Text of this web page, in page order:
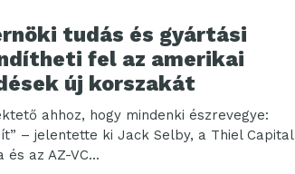
tudás és gyártási
fel az amerikai
új korszakát
ahhoz, hogy mindenki észrevegye:
– jelentette ki Jack Selby, a Thiel Capital
és az AZ-VC...